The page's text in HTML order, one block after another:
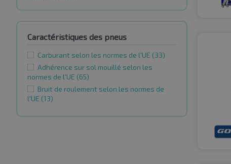
Caractéristiques des pneus
Carburant selon les normes de l'UE (33)
Adhérence sur sol mouillé selon les
normes de l'UE (65)
Bruit de roulement selon les normes de
l'UE (13)